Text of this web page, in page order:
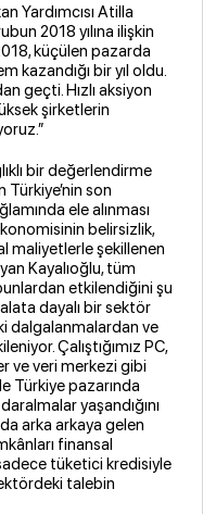
Yardımcısı Atilla
2018 yılına ilişkin
küçülen pazarda
kazandığı bir yıl oldu.
geçti. Hızlı aksiyon
şirketlerin
bir değerlendirme
Türkiye’nin son
ele alınması
belirsizlik,
maliyetlerle şekillenen
Kayalıoğlu, tüm
etkilendiğini şu
dayalı bir sektör
dalgalanmalardan ve
Çalıştığımız PC,
ve veri merkezi gibi
Türkiye pazarında
yaşandığını
arka arkaya gelen
finansal
tüketici kredisiyle
talebin